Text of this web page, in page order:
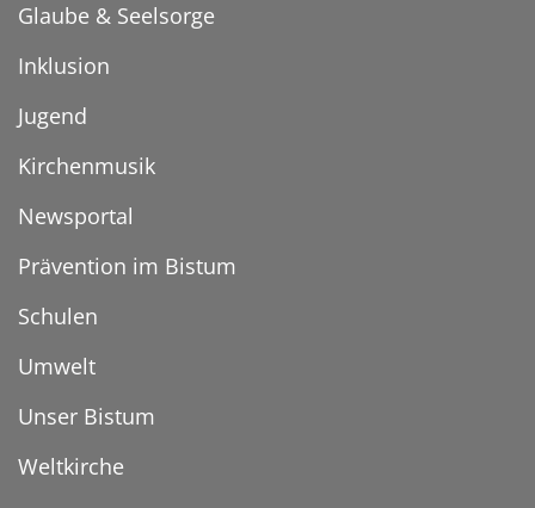
Glaube & Seelsorge
Inklusion
Jugend
Kirchenmusik
Newsportal
Prävention im Bistum
Schulen
Umwelt
Unser Bistum
Weltkirche